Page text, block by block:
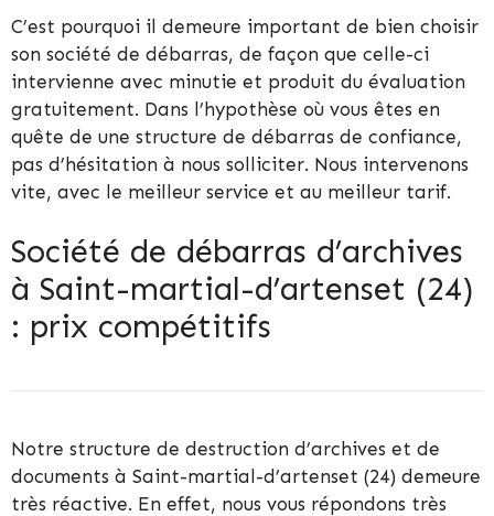
C’est pourquoi il demeure important de bien choisir
son société de débarras, de façon que celle-ci
intervienne avec minutie et produit du évaluation
gratuitement. Dans l’hypothèse où vous êtes en
quête de une structure de débarras de confiance,
pas d’hésitation à nous solliciter. Nous intervenons
vite, avec le meilleur service et au meilleur tarif.
Société de débarras d’archives
à Saint-martial-d’artenset (24)
: prix compétitifs
Notre structure de destruction d’archives et de
documents à Saint-martial-d’artenset (24) demeure
très réactive. En effet, nous vous répondons très